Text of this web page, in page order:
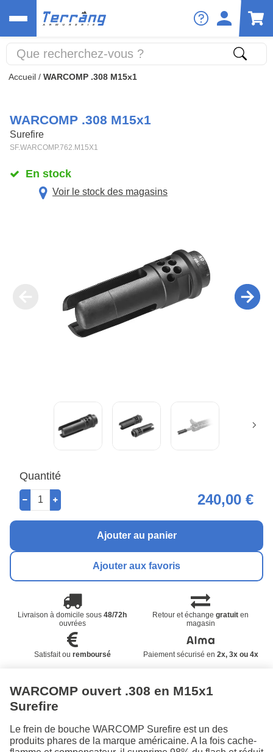
Accueil / WARCOMP .308 M15x1
WARCOMP .308 M15x1
Surefire
SF.WARCOMP.762.M15X1
En stock
Voir le stock des magasins
Quantité
240,00 €
Ajouter au panier
Ajouter aux favoris
Livraison à domicile sous48/72h
ouvrées
Retour et échangegratuit en
magasin
Satisfait ou remboursé Paiement sécurisé en 2x, 3x ou 4x
WARCOMP ouvert .308 en M15x1
Surefire
Le frein de bouche WARCOMP Surefire est un des
produits phares de la marque américaine. A la fois cache-